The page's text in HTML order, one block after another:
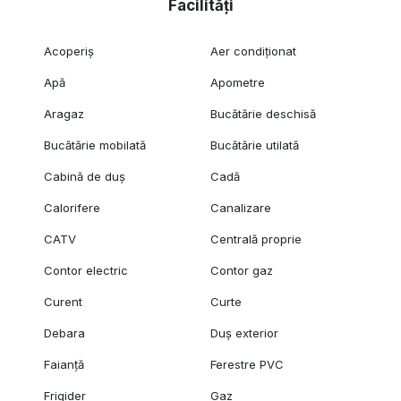
Facilități
Acoperiș Aer condiționat
Apă Apometre
Aragaz Bucătărie deschisă
Bucătărie mobilată Bucătărie utilată
Cabină de duș Cadă
Calorifere Canalizare
CATV Centrală proprie
Contor electric Contor gaz
Curent Curte
Debara Duș exterior
Faianță Ferestre PVC
Frigider Gaz